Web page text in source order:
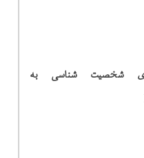
شخصیت شناسی به